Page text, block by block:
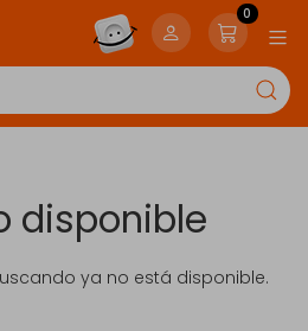
0
disponible
ya no está disponible.